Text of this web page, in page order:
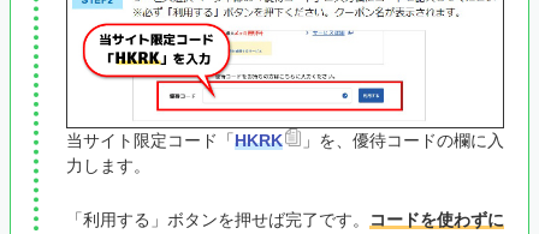
当サイト限定コード「HKRK
」を、優待コードの欄に入
力します。
「利用する」ボタンを押せば完了です。
コードを使わずに